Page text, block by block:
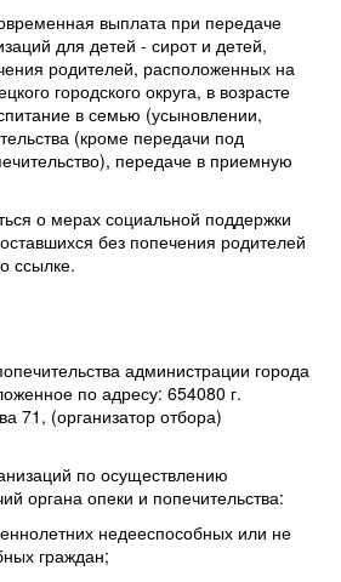
выплата при передаче
для детей - сирот и детей,
родителей, расположенных на
городского округа, в возрасте
в семью (усыновлении,
(кроме передачи под
передаче в приемную
о мерах социальной поддержки
без попечения родителей
ссылке.
администрации города
по адресу: 654080 г.
71, (организатор отбора)
по осуществлению
органа опеки и попечительства:
недееспособных или не
граждан;